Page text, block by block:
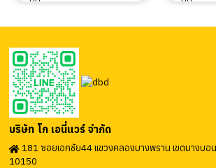
บริษัท โก เอนี่แวร์ จำกัด
181 ซอยเอกชัย44 แขวงคลองบางพราน เขตบางบอ
10150